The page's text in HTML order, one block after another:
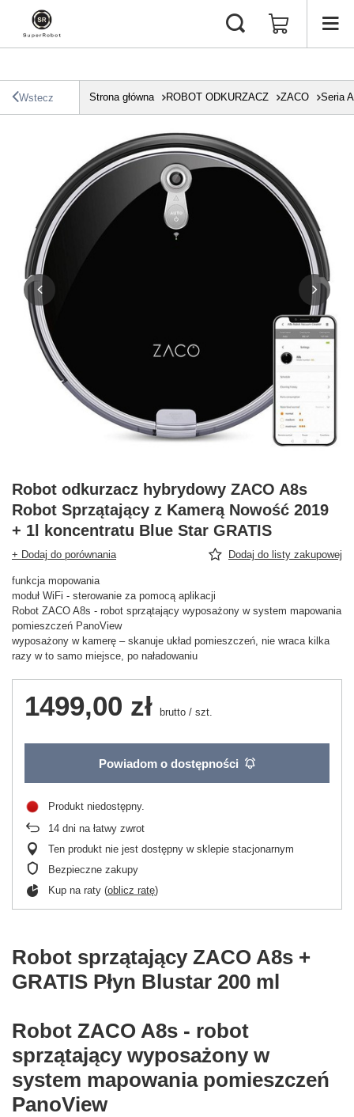
Wstecz Strona główna ROBOT ODKURZACZ ZACO Seria A
Robot odkurzacz hybrydowy ZACO A8s
Robot Sprzątający z Kamerą Nowość 2019
+ 1l koncentratu Blue Star GRATIS
+ Dodaj do porównania Dodaj do listy zakupowej
funkcja mopowania
moduł WiFi - sterowanie za pomocą aplikacji
Robot ZACO A8s - robot sprzątający wyposażony w system mapowania
pomieszczeń PanoView
wyposażony w kamerę – skanuje układ pomieszczeń, nie wraca kilka
razy w to samo miejsce, po naładowaniu
1499,00 zł brutto / szt.
Powiadom o dostępności
Produkt niedostępny
14 dni na łatwy zwrot
Ten produkt nie jest dostępny w sklepie stacjonarnym
Bezpieczne zakupy
Kup na raty (oblicz ratę)
Robot sprzątający ZACO A8s +
GRATIS Płyn Blustar 200 ml
Robot ZACO A8s - robot
sprzątający wyposażony w
system mapowania pomieszczeń
PanoView